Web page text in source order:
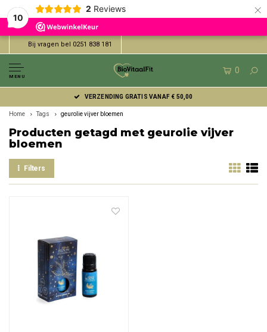
10
2 Reviews ×
Bij vragen bel 0251 838 181
MENU
0
VERZENDING GRATIS VANAF € 50,00
Home Tags geurolie vijver bloemen
Producten getagd met geurolie vijver
bloemen
Filters